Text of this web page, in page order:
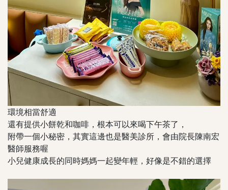
環境相當舒適
還有提供小餅乾和咖啡，根本可以來喝下午茶了，
附帶一個小秘密，其實這邊也是醫美診所，會由院長陳南宏
醫師服務喔
小兒健康成長的同時媽媽一起變年輕，好像是不錯的選擇